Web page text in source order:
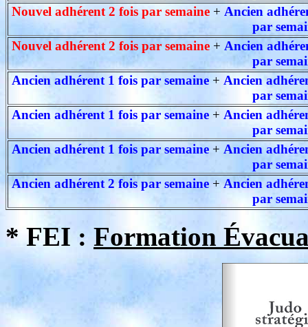
Nouvel adhérent 2 fois par semaine+ Ancien
par
Nouvel adhérent 2 fois par semaine+ Ancien
par
Ancien adhérent 1 fois par semaine + Ancien
par
Ancien adhérent 1 fois par semaine + Ancien
par
Ancien adhérent 1 fois par semaine + Ancien
par
Ancien adhérent 2 fois par semaine +Ancien
par
* FEI : Formation